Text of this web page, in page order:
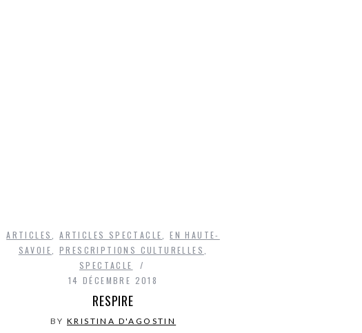
ARTICLES ,ARTICLES SPECTACLE ,EN HAUTE-
SAVOIE
PRESCRIPTIONS CULTURELLES
SPECTACLE
14 DÉCEMBRE 2018
RESPIRE
BY KRISTINA D'AGOSTIN